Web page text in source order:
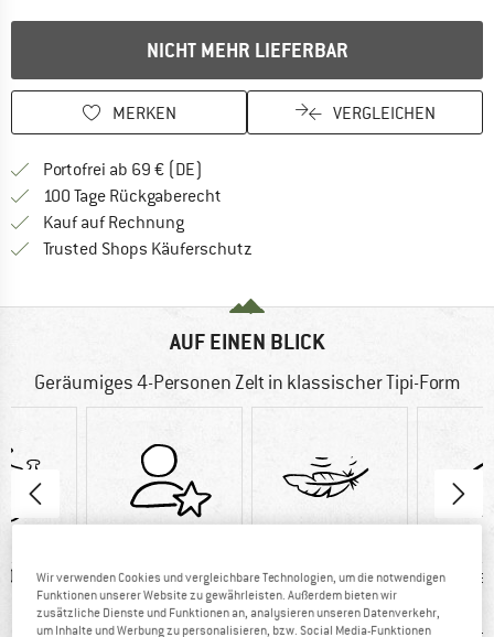
NICHT MEHR LIEFERBAR
MERKEN VERGLEICHEN
Portofrei ab 69 € (DE)
100 Tage Rückgaberecht
Kauf auf RechnungFinde die Zahlungs-Infos hier! Öffnet
Trusted Shops Käuferschutz
AUF EINEN BLICK
Geräumiges 4-Personen Zelt in klassischer Tipi-Form
g
100%
Weiterempfehlung
Kunden sagen:
leicht
viel
Wir verwenden Cookies und vergleichbare Technologien, um die notwendigen
Funktionen unserer Website zu gewährleisten. Außerdem bieten wir
zusätzliche Dienste und Funktionen an, analysieren unseren Datenverkehr,
um Inhalte und Werbung zu personalisieren, bzw. Social Media-Funktionen